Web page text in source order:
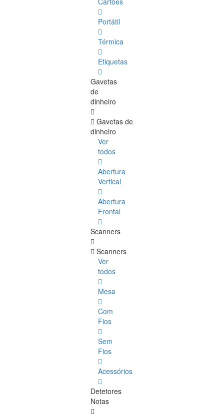
Portátil
Térmica
Etiquetas
Gavetas
de
dinheiro
Gavetas de
dinheiro
Ver
todos
Abertura
Vertical
Abertura
Frontal
Scanners
Scanners
Ver
todos
Mesa
Com
Fios
Sem
Fios
Acessórios
Detetores
Notas